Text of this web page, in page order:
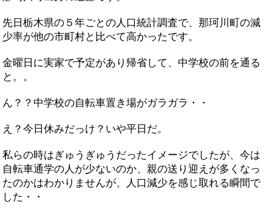
先日栃木県の５年ごとの人口統計調査で、那珂川町の減
少率が他の市町村と比べて高かったです。
金曜日に実家で予定があり帰省して、中学校の前を通る
と。。
ん？？中学校の自転車置き場がガラガラ・・
え？今日休みだっけ？いや平日だ。
私らの時はぎゅうぎゅうだったイメージでしたが、今は
自転車通学の人が少ないのか、親の送り迎えが多くなっ
たのかはわかりませんが、人口減少を感じ取れる瞬間で
した・・